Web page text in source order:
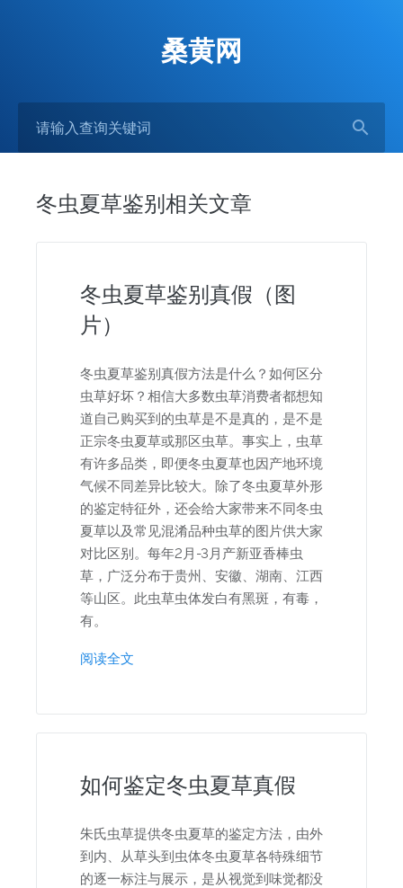
桑黄网
冬虫夏草鉴别相关文章
冬虫夏草鉴别真假（图
片）
冬虫夏草鉴别真假方法是什么？如何区分
虫草好坏？相信大多数虫草消费者都想知
道自己购买到的虫草是不是真的，是不是
正宗冬虫夏草或那区虫草。事实上，虫草
有许多品类，即便冬虫夏草也因产地环境
气候不同差异比较大。除了冬虫夏草外形
的鉴定特征外，还会给大家带来不同冬虫
夏草以及常见混淆品种虫草的图片供大家
对比区别。每年2月-3月产新亚香棒虫
草，广泛分布于贵州、安徽、湖南、江西
等山区。此虫草虫体发白有黑斑，有毒，
有。
阅读全文
如何鉴定冬虫夏草真假
朱氏虫草提供冬虫夏草的鉴定方法，由外
到内、从草头到虫体冬虫夏草各特殊细节
的逐一标注与展示，是从视觉到味觉都没